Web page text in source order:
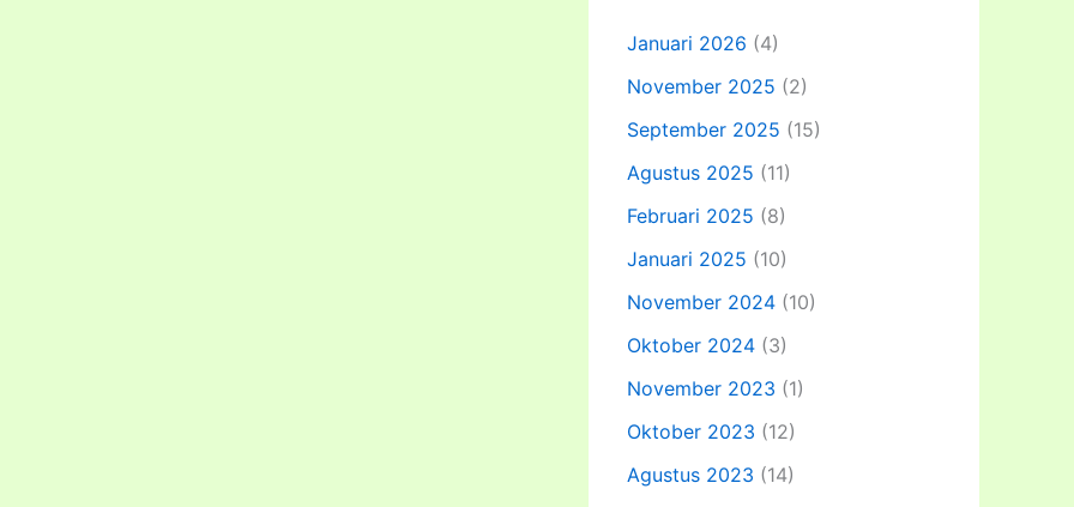
Januari 2026 (4)
November 2025 (2)
September 2025 (15)
Agustus 2025 (11)
Februari 2025 (8)
Januari 2025 (10)
November 2024 (10)
Oktober 2024 (3)
November 2023 (1)
Oktober 2023 (12)
Agustus 2023 (14)